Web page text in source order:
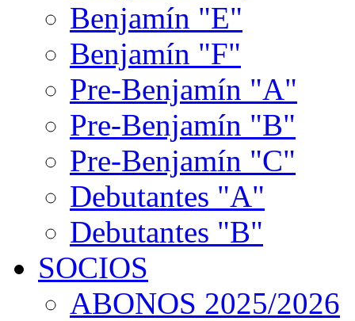
Benjamín "E"
Benjamín "F"
Pre-Benjamín "A"
Pre-Benjamín "B"
Pre-Benjamín "C"
Debutantes "A"
Debutantes "B"
SOCIOS
ABONOS 2025/2026